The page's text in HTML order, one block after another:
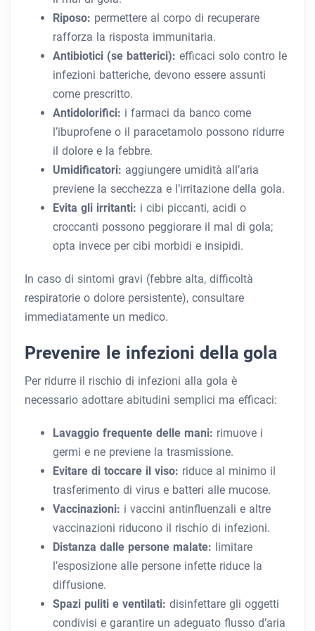
Riposo: permettere al corpo di recuperare
rafforza la risposta immunitaria.
Antibiotici (se batterici): efficaci solo contro le
infezioni batteriche, devono essere assunti
come prescritto.
Antidolorifici: i farmaci da banco come
l’ibuprofene o il paracetamolo possono ridurre
il dolore e la febbre.
Umidificatori: aggiungere umidità all’aria
previene la secchezza e l’irritazione della gola.
Evita gli irritanti: i cibi piccanti, acidi o
croccanti possono peggiorare il mal di gola;
opta invece per cibi morbidi e insipidi.
In caso di sintomi gravi (febbre alta, difficoltà
respiratorie o dolore persistente), consultare
immediatamente un medico.
Prevenire le infezioni della gola
Per ridurre il rischio di infezioni alla gola è
necessario adottare abitudini semplici ma efficaci:
Lavaggio frequente delle mani: rimuove i
germi e ne previene la trasmissione.
Evitare di toccare il viso: riduce al minimo il
trasferimento di virus e batteri alle mucose.
Vaccinazioni: i vaccini antinfluenzali e altre
vaccinazioni riducono il rischio di infezioni.
Distanza dalle persone malate: limitare
l’esposizione alle persone infette riduce la
diffusione.
Spazi puliti e ventilati: disinfettare gli oggetti
condivisi e garantire un adeguato flusso d’aria